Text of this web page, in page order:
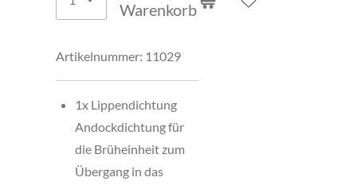
Warenkorb
Artikelnummer: 11029
1x Lippendichtung
Andockdichtung für
die Brüheinheit zum
Übergang in das